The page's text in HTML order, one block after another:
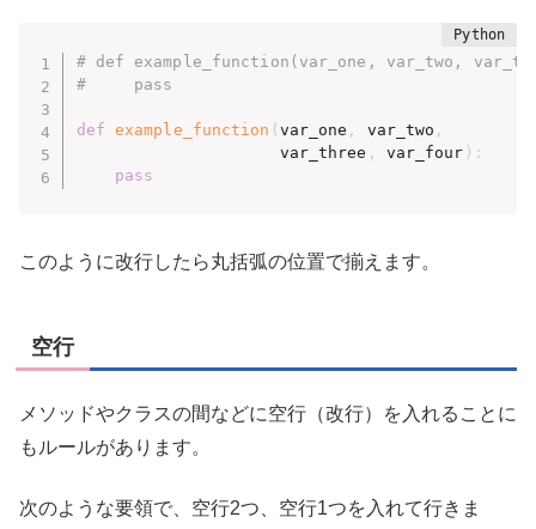
# def example_function(var_one, var_two,
#     pass
def example_function ( var_one , var_two ,
                     var_three
, var_four ) :
pass
このように改行したら丸括弧の位置で揃えます。
空行
メソッドやクラスの間などに空行（改行）を入れることに
もルールがあります。
次のような要領で、空行2つ、空行1つを入れて行きま